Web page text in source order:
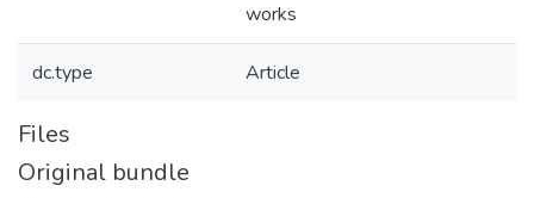
works
dc.type Article
Files
Original bundle